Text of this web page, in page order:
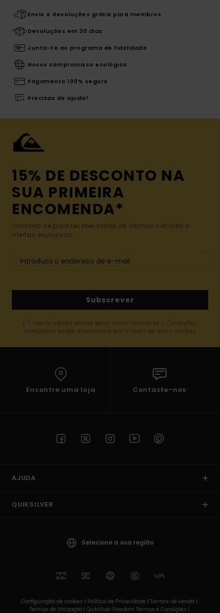
Envio e devoluções grátis para membros
Devoluções em 30 dias
Junta-te ao programa de fidelidade
Nosso compromisso ecológico
Pagamento 100% seguro
Precisas de ajuda?
15% DE DESCONTO NA
SUA PRIMEIRA
ENCOMENDA*
Inscreva-se para receber todas as últimas notícias e
ofertas exclusivas.
Subscrever
(*) Oferta válida online para novos membros - Condições
completas estão disponíveis em e-mail de boas-vindas
Encontre uma loja Contacte-nos
AJUDA
QUIKSILVER
Selecione a sua região
Configuração de cookies | Política de Privacidade | Termos de venda |
Termos de Utilizaçâo | Quiksilver Freedom Termos e Condições |